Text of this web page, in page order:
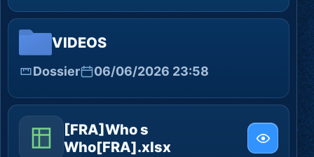
VIDEOS
Dossier 06/06/2026 23:58
[FRA]Who s
Who[FRA].xlsx